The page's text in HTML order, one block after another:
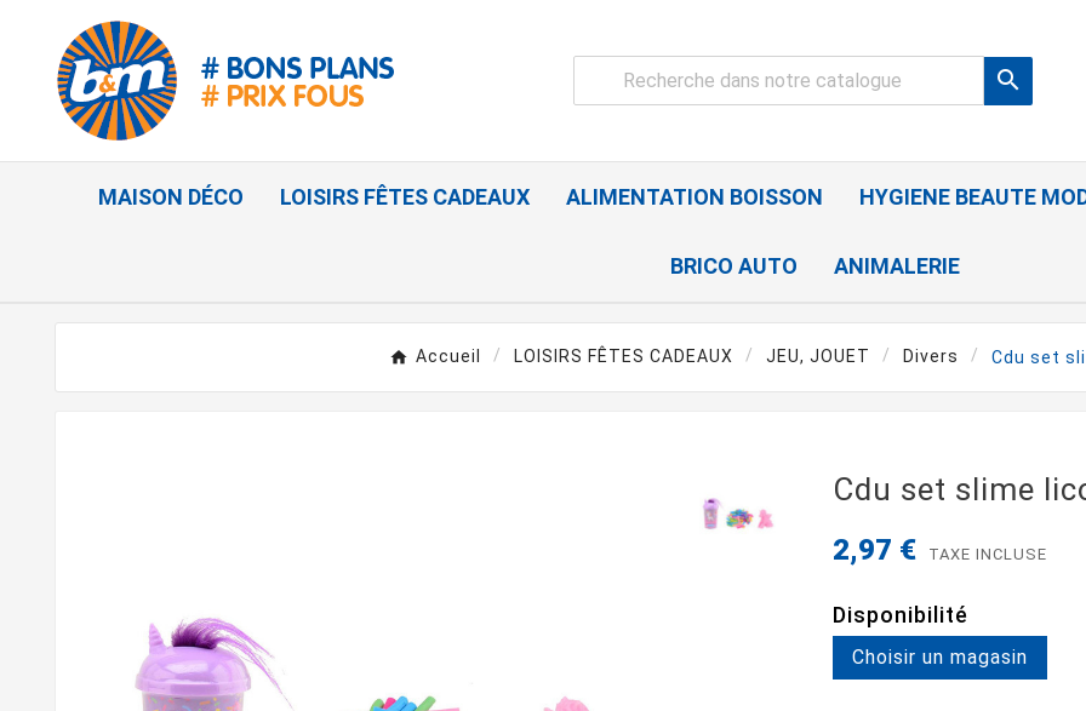

MAISON DÉCO LOISIRS FÊTES CADEAUX ALIMENTATION BOISSON HYGIENE BEAUTE
BRICO AUTO ANIMALERIE
Accueil LOISIRS FÊTES CADEAUX JEU, JOUET Divers Cdu set
Cdu set slime
2,97 € TAXE INCLUSE
Disponibilité
Choisir un magasin